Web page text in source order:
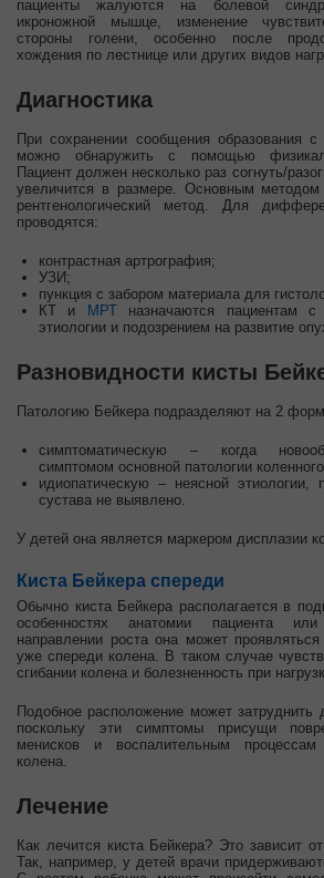
пациенты жалуются на болевой
икроножной мышце, изменение
стороны голени, особенно после
хождения по лестнице или других видов
Диагностика
При сохранении сообщения образования
можно обнаружить с помощью
Пациент должен несколько раз согнуть/
увеличится в размере. Основным методом
рентгенологический метод. Для
проводятся:
контрастная артрография;
УЗИ;
пункция с забором материала для
КТ и
МРТназначаются пациентам с
этиологии и подозрением на развитие
Разновидности кисты
Патологию Бейкера подразделяют на 2
симптоматическую – когда
симптомом основной патологии
идиопатическую – неясной этиологии,
сустава не выявлено.
У детей она является маркером дисплазии
Киста Бейкера спереди
Обычно киста Бейкера располагается в
особенностях анатомии пациента
направлении роста она может
уже спереди колена. В таком случае
сгибании колена и болезненность при
Подобное расположение может затруднить
поскольку эти симптомы присущи
менисков и воспалительным
колена.
Лечение
Как лечится киста Бейкера? Это зависит
Так, например, у детей врачи